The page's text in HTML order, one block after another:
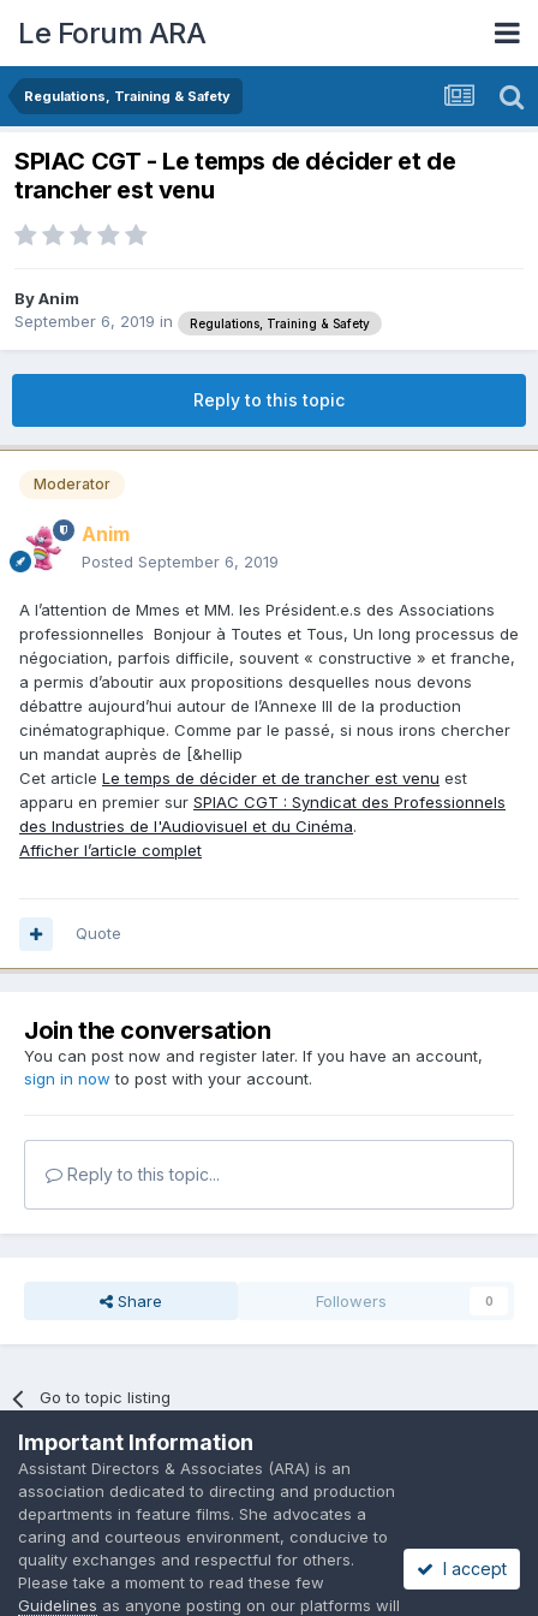
Le Forum ARA
Regulations, Training & Safety
SPIAC CGT - Le temps de décider et de
trancher est venu
ByAnim
September 6, 2019 in Regulations, Training & Safety
Reply to this topic
Moderator
Anim
Posted September 6, 2019
A l’attention de Mmes et MM. les Président.e.s des Associations
professionnelles Bonjour à Toutes et Tous, Un long processus de
négociation, parfois difficile, souvent « constructive » et franche,
a permis d’aboutir aux propositions desquelles nous devons
débattre aujourd’hui autour de l’Annexe III de la production
cinématographique. Comme par le passé, si nous irons chercher
un mandat auprès de [&hellip
Cet article Le temps de décider et de trancher est venu est
apparu en premier sur SPIAC CGT : Syndicat des Professionnels
des Industries de l'Audiovisuel et du Cinéma.
Afficher l’article complet
Quote
Join the conversation
You can post now and register later. If you have an account,
sign in now to post with your account.
Reply to this topic...
Share Followers 0
Go to topic listing
Language Privacy Policy Contact Us Cookies
A place to share suggested by ARAssocies.com
Important Information
Assistant Directors & Associates (ARA) is an
association dedicated to directing and production
departments in feature films. She advocates a
caring and courteous environment, conducive to
quality exchanges and respectful for others.
Please take a moment to read these few
Guidelines as anyone posting on our platforms will
I accept